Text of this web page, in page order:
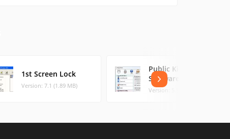
1st Screen Lock
Version: 7.1 (1.89 MB)
Public Kiosk
Software
Version: 5.52 (9.24 MB)